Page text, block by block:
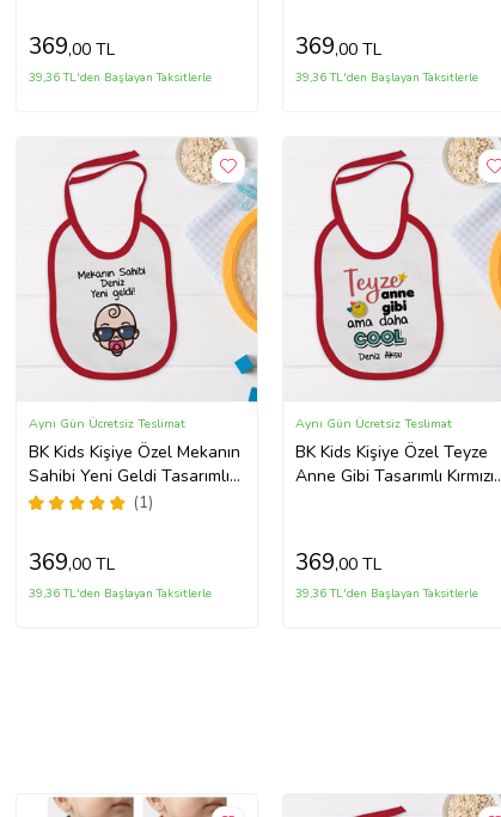
369,00 TL
39,36 TL'den Başlayan Taksitlerle
369,00 TL
39,36 TL'den Başlayan Taksitlerle
BK Kids Kişiye Özel Mekanın
Sahibi Yeni Geldi Tasarımlı
Kırmızı Bebek Mama
(1)
Aynı Gün Ücretsiz Teslimat
369,00 TL
39,36 TL'den Başlayan Taksitlerle
BK Kids Kişiye Özel Teyze
Anne Gibi Tasarımlı Kırmızı
Aynı Gün Ücretsiz Teslimat
369,00 TL
39,36 TL'den Başlayan Taksitlerle